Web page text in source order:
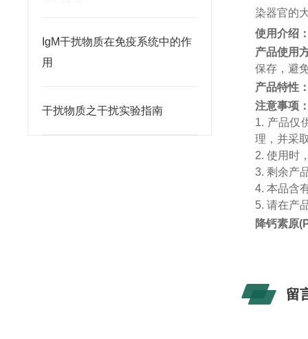
IgM干扰物质在免疫系统中的作
用
干扰物质之干扰实验指南
染器官的
使用介绍
产品使用
保存，避
产品特性
注意事项
1. 产品仅
理，并采
2.使用时
3.剩余产
4.本品含
5.请在产
降钙素原
留